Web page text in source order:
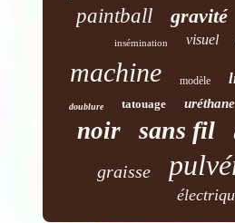
paintball gravité
insémination visuel
machine modèle
doublure tatouage uréthane
noir sans fil
graisse